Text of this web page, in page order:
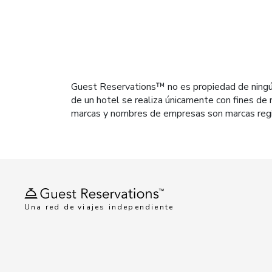
Guest Reservations™ no es propiedad de
de un hotel se realiza únicamente con fines
marcas y nombres de empresas son marcas
Una red de viajes independiente